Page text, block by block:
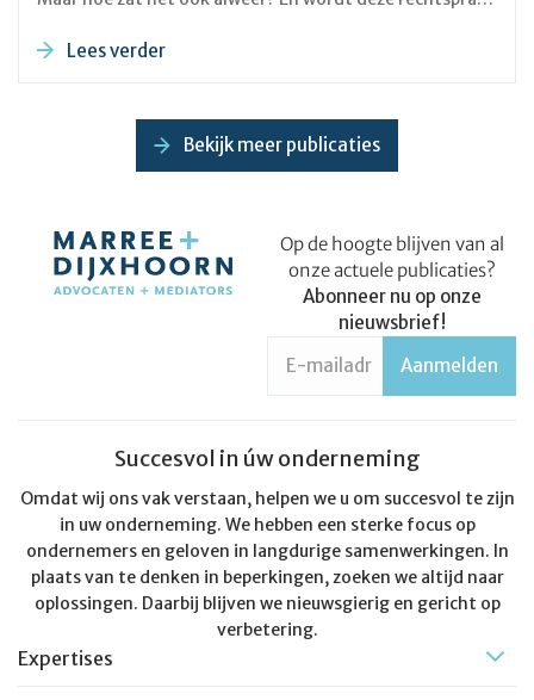
Lees verder
Bekijk meer publicaties
Op de hoogte blijven van al
onze actuele publicaties?
Abonneer nu op onze
nieuwsbrief!
Succesvol in úw onderneming
Omdat wij ons vak verstaan, helpen we u om succesvol te zijn
in uw onderneming. We hebben een sterke focus op
ondernemers en geloven in langdurige samenwerkingen. In
plaats van te denken in beperkingen, zoeken we altijd naar
oplossingen. Daarbij blijven we nieuwsgierig en gericht op
verbetering.
Expertises